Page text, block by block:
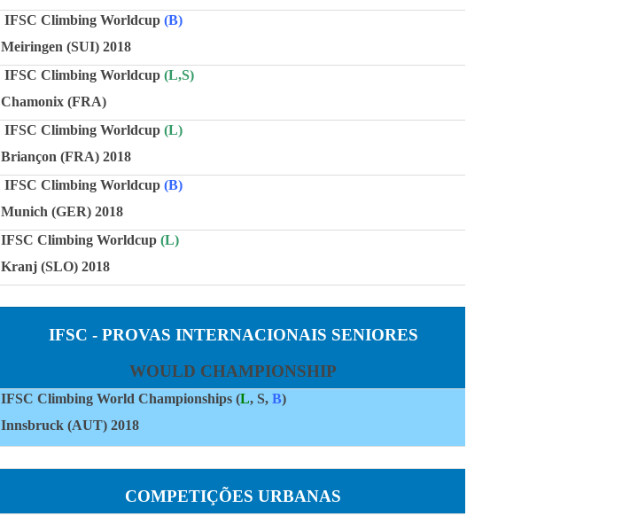
IFSC Climbing Worldcup (B)
Meiringen (SUI) 2018
IFSC Climbing Worldcup (L,S)
Chamonix (FRA)
IFSC Climbing Worldcup (L)
Briançon (FRA) 2018
IFSC Climbing Worldcup (B)
Munich (GER) 2018
IFSC Climbing Worldcup (L)
Kranj (SLO) 2018
IFSC - PROVAS INTERNACIONAIS SENIORES
WOULD CHAMPIONSHIP
IFSC Climbing World Championships (L, S, B)
Innsbruck (AUT) 2018
COMPETIÇÕES URBANAS